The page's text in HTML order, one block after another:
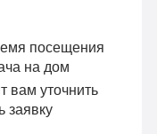
посещения
на дом
вам уточнить
заявку